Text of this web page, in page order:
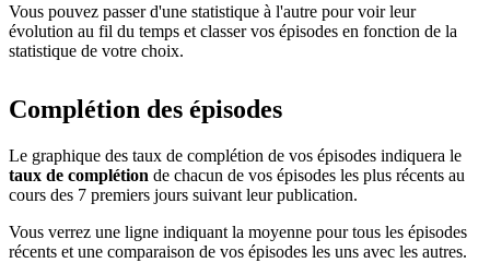
Vous pouvez passer d'une statistique à l'autre pour voir leur
évolution au fil du temps et classer vos épisodes en fonction de la
statistique de votre choix.
Complétion des épisodes
Le graphique des taux de complétion de vos épisodes indiquera le
taux de complétion de chacun de vos épisodes les plus récents au
cours des 7 premiers jours suivant leur publication.
Vous verrez une ligne indiquant la moyenne pour tous les épisodes
récents et une comparaison de vos épisodes les uns avec les autres.